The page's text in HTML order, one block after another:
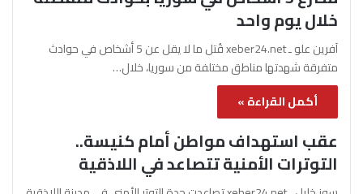
خلال يوم واحد
آفرين علو ـ xeber24.net قُتل ما لا يقل عن 5 أشخاص في حوادث
متفرقة شهدتها مناطق مختلفة من سوريا، خلال…
أكمل القراءة »
عقب استهداف مواطن أمام كنيسة..
التوترات الأمنية تتصاعد في اللاذقية